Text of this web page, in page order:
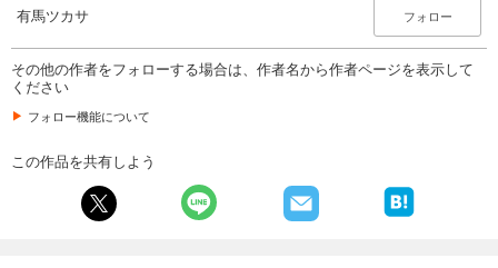
有馬ツカサ フォロー
その他の作者をフォローする場合は、作者名から作者ページを表示して
ください
フォロー機能について
この作品を共有しよう